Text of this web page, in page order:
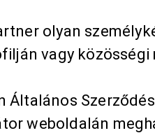
olyan
vagy
Általános
weboldalán